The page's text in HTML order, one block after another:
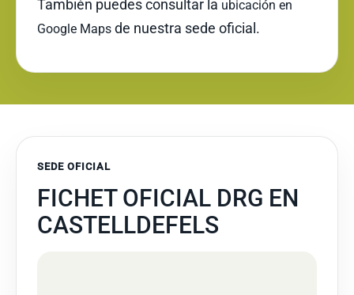
También puedes consultar la ubicación en
Google Maps de nuestra sede oficial.
SEDE OFICIAL
FICHET OFICIAL DRG EN
CASTELLDEFELS